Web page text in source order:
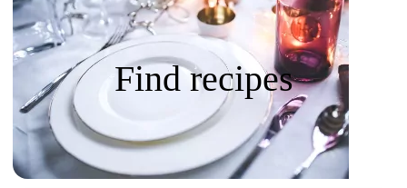
Find recipes